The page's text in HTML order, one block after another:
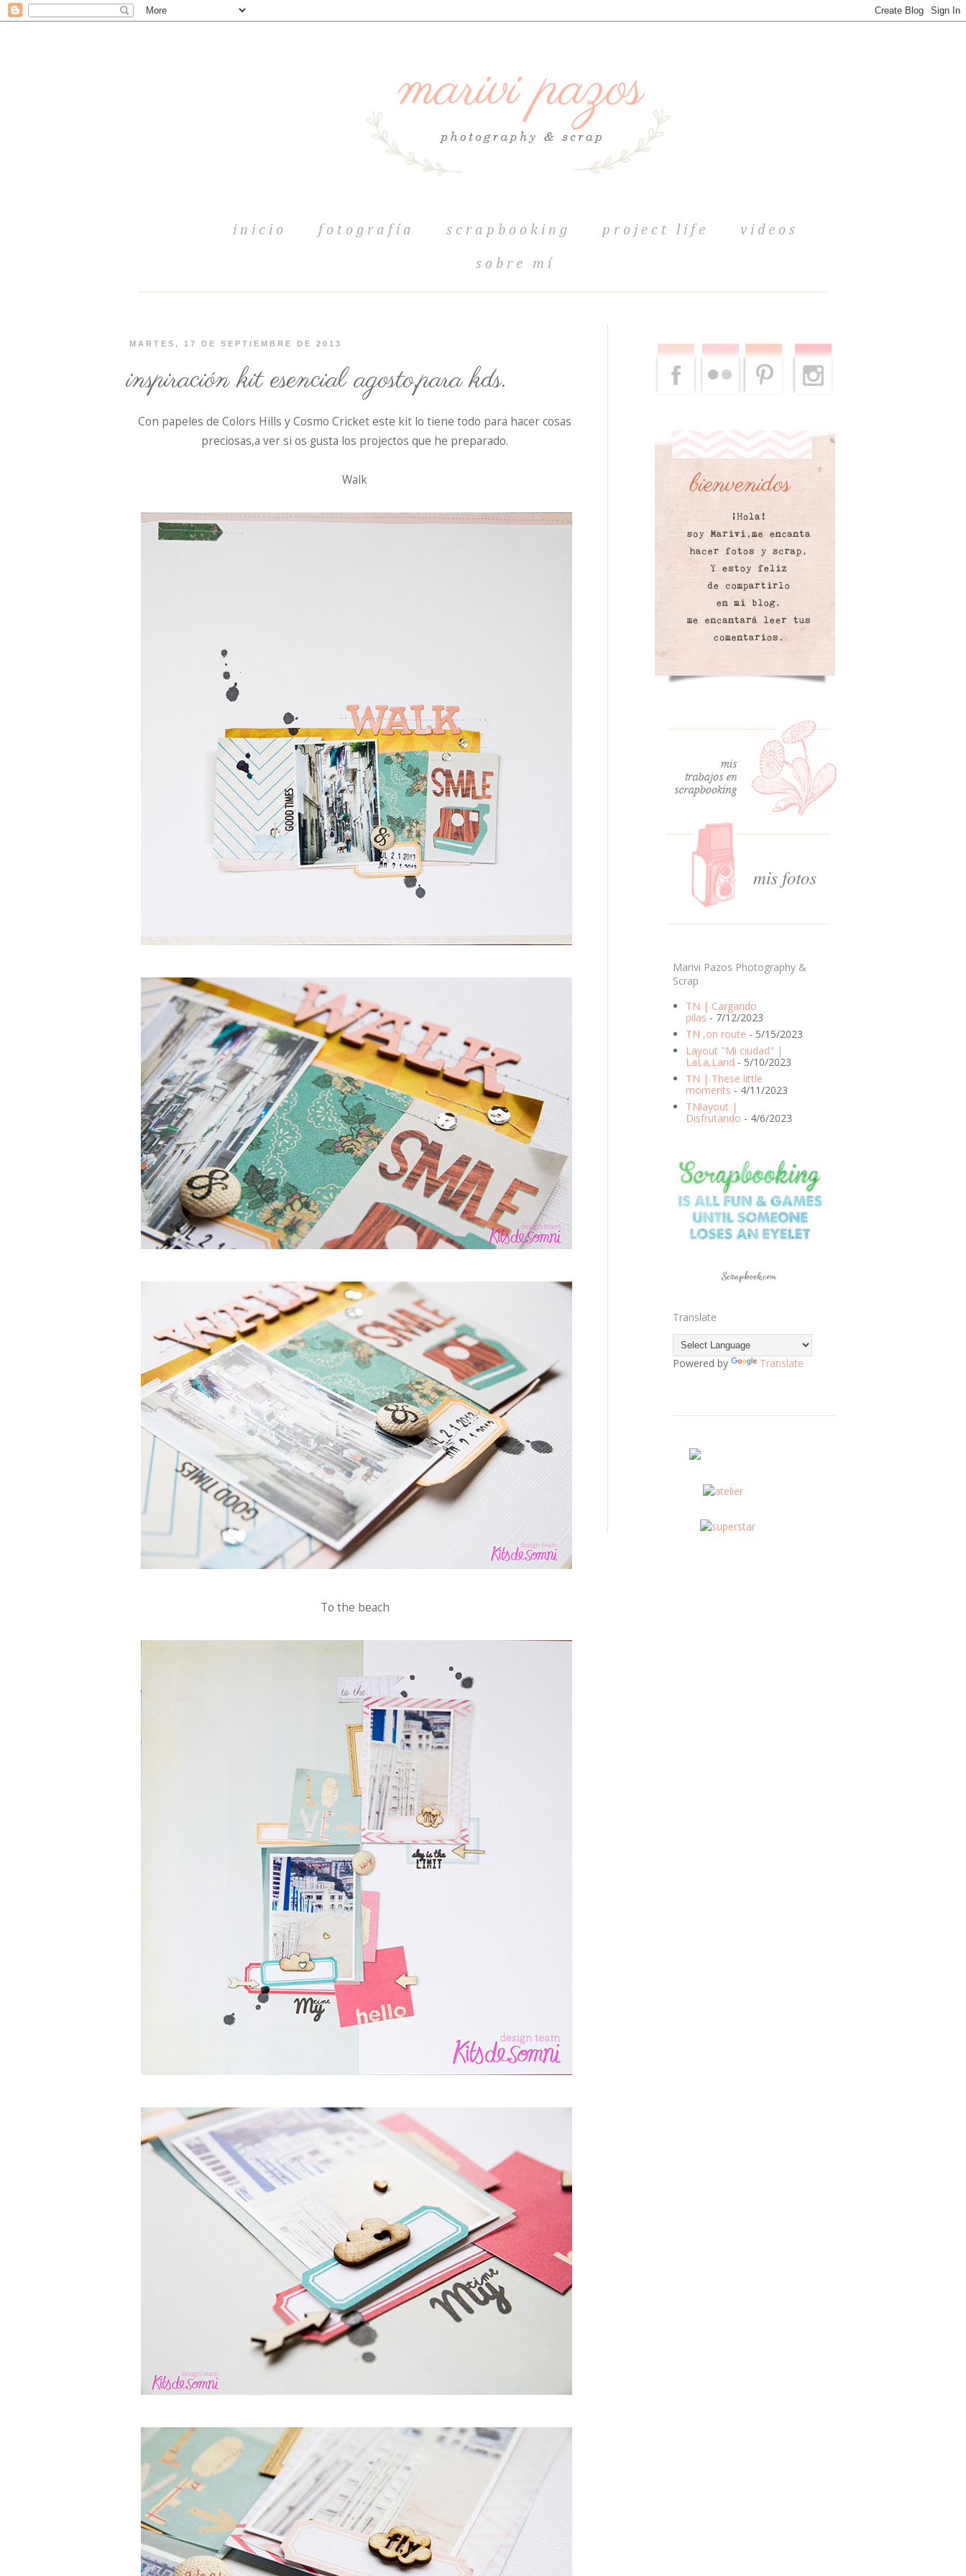
inicio fotografía scrapbooking project life videos
sobre mí
MARTES, 17 DE SEPTIEMBRE DE 2013
inspiración kit esencial agosto,para kds.
Con papeles de Colors Hills y Cosmo Cricket este kit lo tiene todo para hacer cosas
preciosas,a ver si os gusta los projectos que he preparado.
Walk
To the beach
Marivi Pazos Photography &
Scrap
TN | Cargando
pilas- 7/12/2023
TN ,on route - 5/15/2023
Layout "Mi ciudad" |
LaLa,Land - 5/10/2023
TN | These little
moments - 4/11/2023
TNlayout |
Disfrutando - 4/6/2023
Translate
Powered by Translate